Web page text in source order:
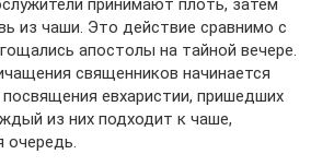
принимают плоть, затем
из чаши. Это действие сравнимо с
апостолы на тайной вечере.
священников начинается
евхаристии, пришедших
из них подходит к чаше,
очередь.